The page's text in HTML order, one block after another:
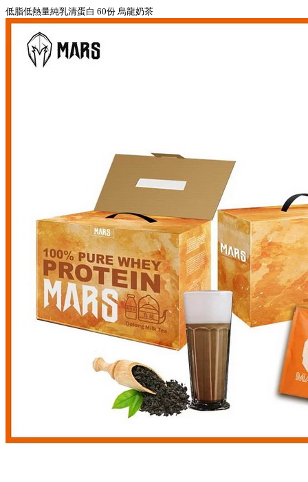
低脂低熱量純乳清蛋白 60份 烏龍奶茶